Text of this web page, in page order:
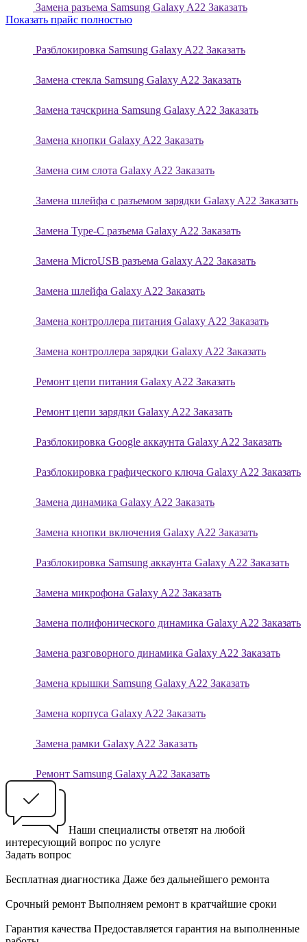
Замена разъема Samsung Galaxy A22 Заказать
Показать прайс полностью
Разблокировка Samsung Galaxy A22 Заказать
Замена стекла Samsung Galaxy A22 Заказать
Замена тачскрина Samsung Galaxy A22 Заказать
Замена кнопки Galaxy A22 Заказать
Замена сим слота Galaxy A22 Заказать
Замена шлейфа с разъемом зарядки Galaxy A22 Заказать
Замена Type-C разъема Galaxy A22 Заказать
Замена MicroUSB разъема Galaxy A22 Заказать
Замена шлейфа Galaxy A22 Заказать
Замена контроллера питания Galaxy A22 Заказать
Замена контроллера зарядки Galaxy A22 Заказать
Ремонт цепи питания Galaxy A22 Заказать
Ремонт цепи зарядки Galaxy A22 Заказать
Разблокировка Google аккаунта Galaxy A22 Заказать
Разблокировка графического ключа Galaxy A22 Заказать
Замена динамика Galaxy A22 Заказать
Замена кнопки включения Galaxy A22 Заказать
Разблокировка Samsung аккаунта Galaxy A22 Заказать
Замена микрофона Galaxy A22 Заказать
Замена полифонического динамика Galaxy A22 Заказать
Замена разговорного динамика Galaxy A22 Заказать
Замена крышки Samsung Galaxy A22 Заказать
Замена корпуса Galaxy A22 Заказать
Замена рамки Galaxy A22 Заказать
Ремонт Samsung Galaxy A22 Заказать
Наши специалисты ответят на любой
интересующий вопрос по услуге
Задать вопрос
Бесплатная диагностика Даже без дальнейшего ремонта
Срочный ремонт Выполняем ремонт в кратчайшие сроки
Гарантия качества Предоставляется гарантия на выполненные